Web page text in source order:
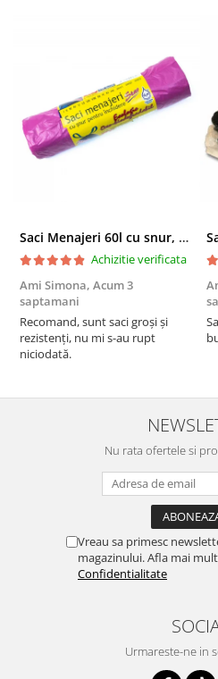
Saci Menajeri 60l cu snur, Roz, 10buc/rola
Achizitie verificata
Ami Simona, Acum 3
saptamani
Recomand, sunt saci groși și
rezistenți, nu mi s-au rupt
niciodată.
Nu rata ofertele si
Vreau sa primesc
magazinului. Afla mai
Confidentialitate
Urmareste-ne in